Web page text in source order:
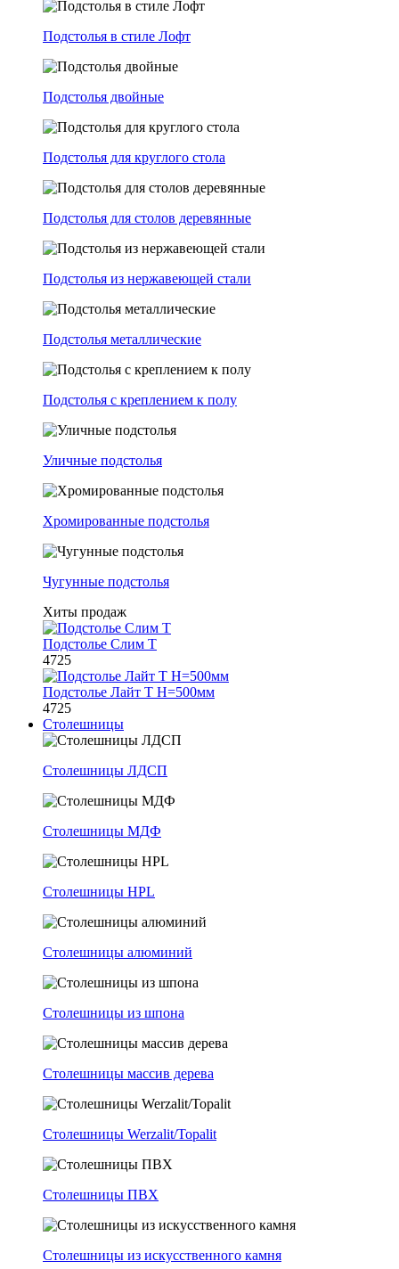
Подстолья в стиле Лофт
Подстолья двойные
Подстолья для круглого стола
Подстолья для столов деревянные
Подстолья из нержавеющей стали
Подстолья металлические
Подстолья с креплением к полу
Уличные подстолья
Хромированные подстолья
Чугунные подстолья
Хиты продаж
Подстолье Слим Т
4725
Подстолье Лайт Т H=500мм
4725
Столешницы
Столешницы ЛДСП
Столешницы МДФ
Столешницы HPL
Столешницы алюминий
Столешницы из шпона
Столешницы массив дерева
Столешницы Werzalit/Topalit
Столешницы ПВХ
Столешницы из искусственного камня